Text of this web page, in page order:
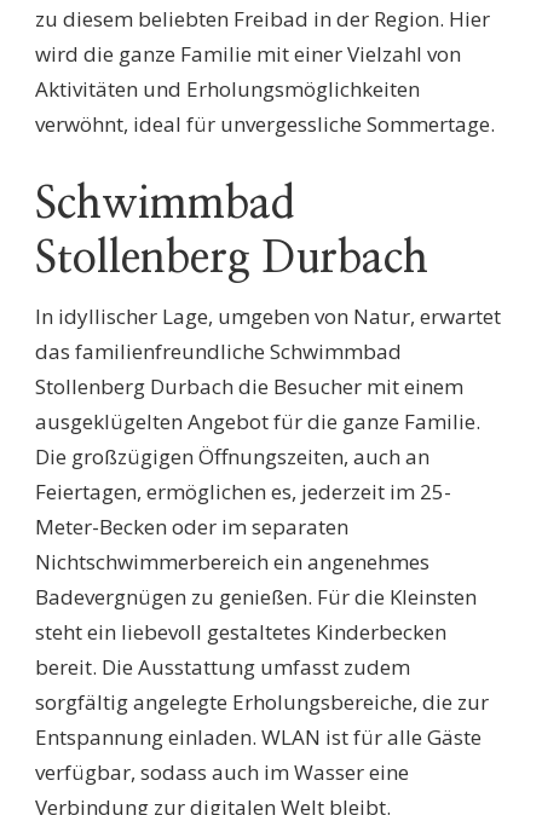
zu diesem beliebten Freibad in der Region. Hier
wird die ganze Familie mit einer Vielzahl von
Aktivitäten und Erholungsmöglichkeiten
verwöhnt, ideal für unvergessliche Sommertage.
Schwimmbad
Stollenberg Durbach
In idyllischer Lage, umgeben von Natur, erwartet
das familienfreundliche Schwimmbad
Stollenberg Durbach die Besucher mit einem
ausgeklügelten Angebot für die ganze Familie.
Die großzügigen Öffnungszeiten, auch an
Feiertagen, ermöglichen es, jederzeit im 25-
Meter-Becken oder im separaten
Nichtschwimmerbereich ein angenehmes
Badevergnügen zu genießen. Für die Kleinsten
steht ein liebevoll gestaltetes Kinderbecken
bereit. Die Ausstattung umfasst zudem
sorgfältig angelegte Erholungsbereiche, die zur
Entspannung einladen. WLAN ist für alle Gäste
verfügbar, sodass auch im Wasser eine
Verbindung zur digitalen Welt bleibt.